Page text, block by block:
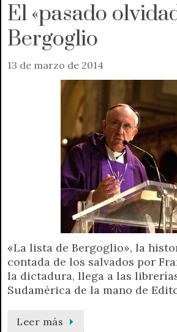
El «pasado
Bergoglio
13 de marzo de 2014
«La lista de Bergoglio», la
contada de los salvados por
la dictadura, llega a las
Sudamérica de la mano de
Leer más